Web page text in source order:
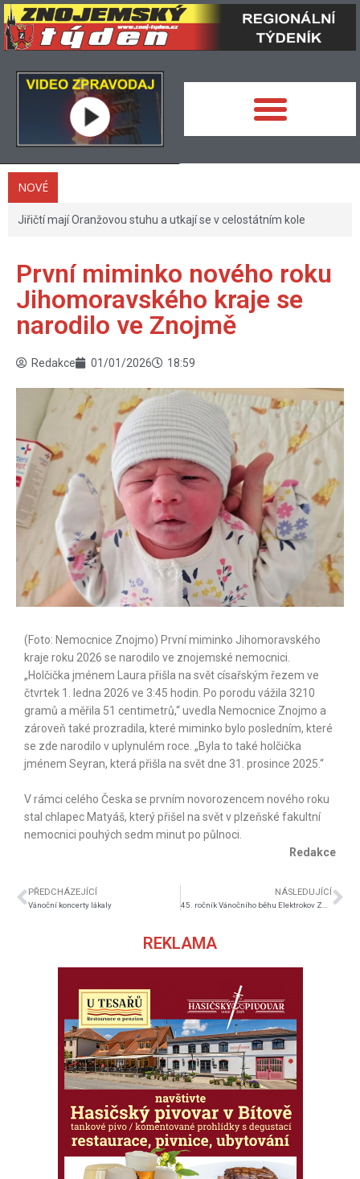
NOVÉ
Jiřičtí mají Oranžovou stuhu a utkají se v celostátním kole
První miminko nového roku
Jihomoravského kraje se
narodilo ve Znojmě
Redakce 01/01/2026 18:59
(Foto: Nemocnice Znojmo) První miminko Jihomoravského
kraje roku 2026 se narodilo ve znojemské nemocnici.
„Holčička jménem Laura přišla na svět císařským řezem ve
čtvrtek 1. ledna 2026 ve 3:45 hodin. Po porodu vážila 3210
gramů a měřila 51 centimetrů,“ uvedla Nemocnice Znojmo a
zároveň také prozradila, které miminko bylo posledním, které
se zde narodilo v uplynulém roce. „Byla to také holčička
jménem Seyran, která přišla na svět dne 31. prosince 2025.“
V rámci celého Česka se prvním novorozencem nového roku
stal chlapec Matyáš, který přišel na svět v plzeňské fakultní
nemocnici pouhých sedm minut po půlnoci.
Redakce
PŘEDCHÁZEJÍCÍ
Vánoční koncerty lákaly
NÁSLEDUJÍCÍ
REKLAMA